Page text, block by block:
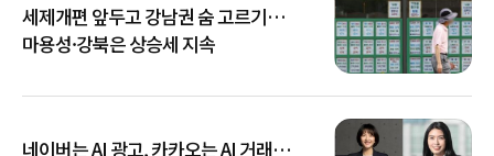
세제개편 앞두고 강남권 숨 고르기…
마용성·강북은 상승세 지속
네이버는 AI 광고, 카카오는 AI 거래…